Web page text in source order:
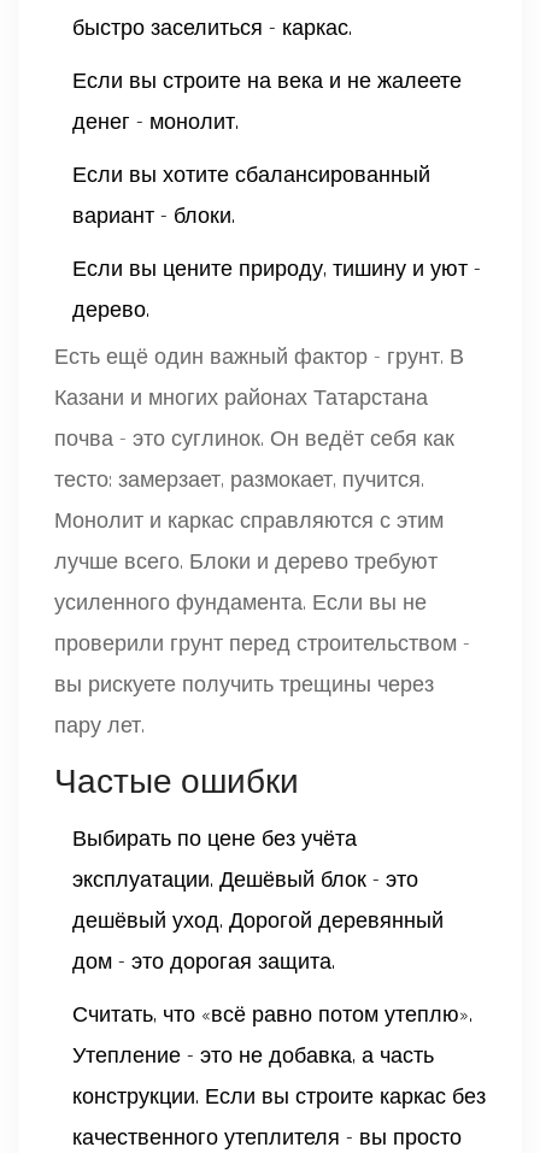
быстро заселиться - каркас.
Если вы строите на века и не жалеете
денег - монолит.
Если вы хотите сбалансированный
вариант - блоки.
Если вы цените природу, тишину и уют -
дерево.
Есть ещё один важный фактор - грунт. В
Казани и многих районах Татарстана
почва - это суглинок. Он ведёт себя как
тесто: замерзает, размокает, пучится.
Монолит и каркас справляются с этим
лучше всего. Блоки и дерево требуют
усиленного фундамента. Если вы не
проверили грунт перед строительством -
вы рискуете получить трещины через
пару лет.
Частые ошибки
Выбирать по цене без учёта
эксплуатации. Дешёвый блок - это
дешёвый уход. Дорогой деревянный
дом - это дорогая защита.
Считать, что «всё равно потом утеплю».
Утепление - это не добавка, а часть
конструкции. Если вы строите каркас без
качественного утеплителя - вы просто